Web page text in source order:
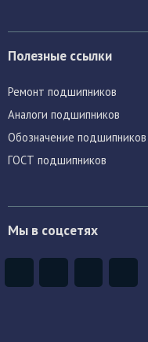
Полезные ссылки
Ремонт подшипников
Аналоги подшипников
Обозначение подшипников
ГОСТ подшипников
Мы в соцсетях